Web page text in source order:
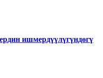
ишмердүүлүгүндөгү